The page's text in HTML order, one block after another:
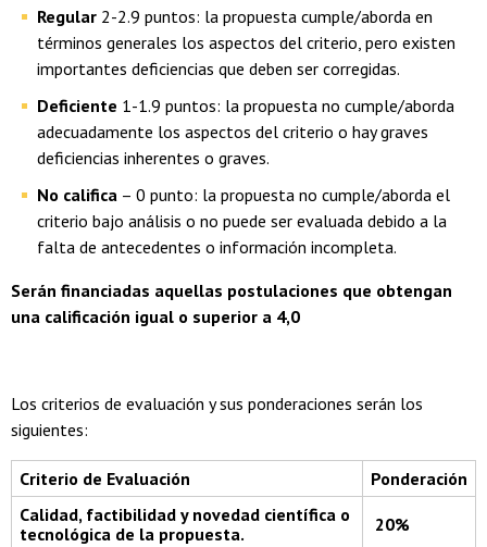
Regular 2-2.9 puntos: la propuesta cumple/aborda en
términos generales los aspectos del criterio, pero existen
importantes deficiencias que deben ser corregidas.
Deficiente 1-1.9 puntos: la propuesta no cumple/aborda
adecuadamente los aspectos del criterio o hay graves
deficiencias inherentes o graves.
No califica – 0 punto: la propuesta no cumple/aborda el
criterio bajo análisis o no puede ser evaluada debido a la
falta de antecedentes o información incompleta.
Serán financiadas aquellas postulaciones que obtengan
una calificación igual o superior a 4,0
Los criterios de evaluación y sus ponderaciones serán los
siguientes:
Criterio de Evaluación
Ponderación
Calidad, factibilidad y novedad científica o
tecnológica de la propuesta.
20%